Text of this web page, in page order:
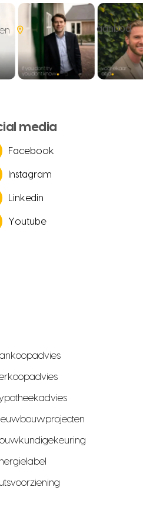
aanbod
media
Facebook
Instagram
Linkedin
Youtube